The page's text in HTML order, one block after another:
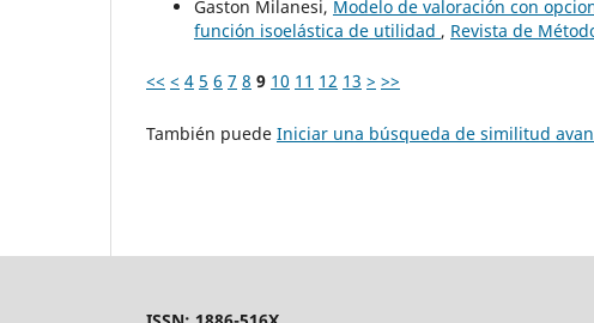
Gaston Milanesi, Modelo de valoración con
función isoelástica de utilidad , Revista de
<< < 4 5 6 7 8 9 10 11 12 13 > >>
También puede Iniciar una búsqueda de similitud